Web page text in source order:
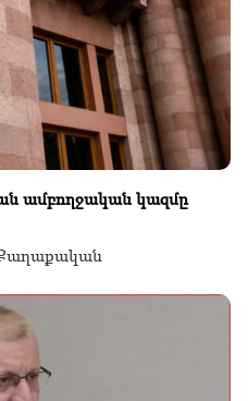
ամբողջական կազմը